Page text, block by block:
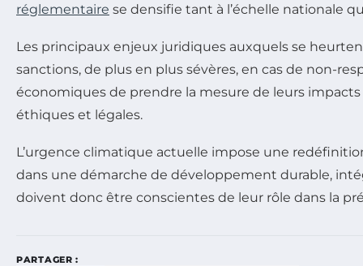
réglementaire se densifie tant à l’échelle nationale
Les principaux enjeux juridiques auxquels se
sanctions, de plus en plus sévères, en cas de non-
économiques de prendre la mesure de leurs
éthiques et légales.
L’urgence climatique actuelle impose une
dans une démarche de développement durable,
doivent donc être conscientes de leur rôle dans la
PARTAGER :